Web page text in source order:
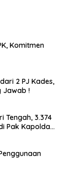
Komitmen
2 PJ Kades,
Jawab !
Tengah, 3.374
Pak Kapolda